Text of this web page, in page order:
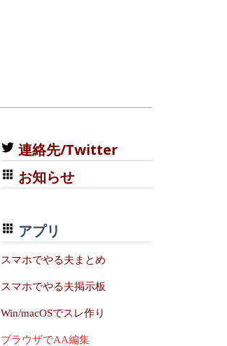
連絡先/Twitter
お知らせ
アプリ
スマホでやる夫まとめ
スマホでやる夫掲示板
Win/macOSでスレ作り
ブラウザでAA編集